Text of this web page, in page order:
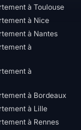
à Toulouse
à Nice
à Nantes
à
à
à Bordeaux
à Lille
à Rennes